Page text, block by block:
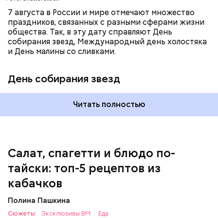
7 августа в России и мире отмечают множество
праздников, связанных с разными сферами жизни
общества. Так, в эту дату справляют День
собирания звезд, Международный день холостяка
и День малины со сливками.
День собирания звезд
Читать полностью
Салат, спагетти и блюдо по-
тайски: топ-5 рецептов из
кабачков
Полина Пашкина
Сюжеты: Эксклюзивы ВМ Еда
чеснок;
Однако диетолог предупредила: не для всех дыня
может быть полезна. В первую очередь ее стоит
есть с осторожностью людям: